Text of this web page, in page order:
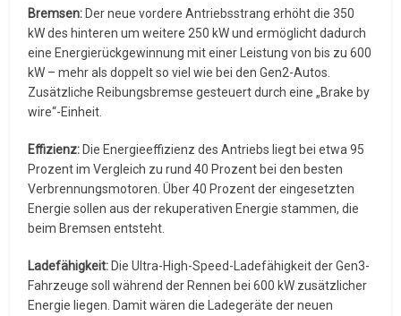
Bremsen: Der neue vordere Antriebsstrang erhöht die 350
kW des hinteren um weitere 250 kW und ermöglicht dadurch
eine Energierückgewinnung mit einer Leistung von bis zu 600
kW – mehr als doppelt so viel wie bei den Gen2-Autos.
Zusätzliche Reibungsbremse gesteuert durch eine „Brake by
wire“-Einheit.
Effizienz: Die Energieeffizienz des Antriebs liegt bei etwa 95
Prozent im Vergleich zu rund 40 Prozent bei den besten
Verbrennungsmotoren. Über 40 Prozent der eingesetzten
Energie sollen aus der rekuperativen Energie stammen, die
beim Bremsen entsteht.
Ladefähigkeit: Die Ultra-High-Speed-Ladefähigkeit der Gen3-
Fahrzeuge soll während der Rennen bei 600 kW zusätzlicher
Energie liegen. Damit wären die Ladegeräte der neuen